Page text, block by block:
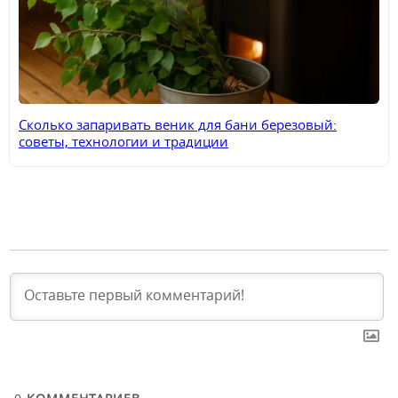
Сколько запаривать веник для бани березовый:
советы, технологии и традиции